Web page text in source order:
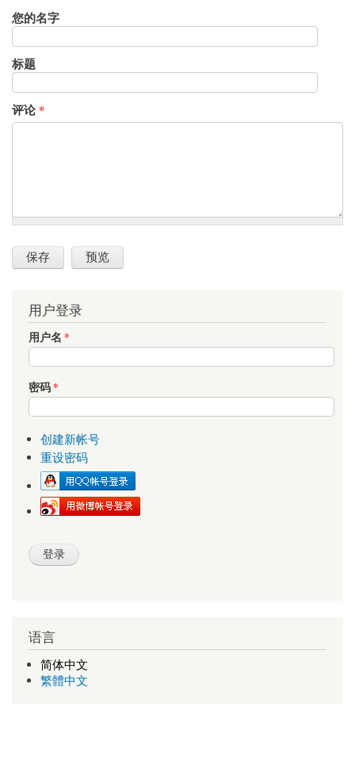
您的名字
标题
评论*
用户登录
用户名 *
密码*
创建新帐号
重设密码
语言
简体中文
繁體中文